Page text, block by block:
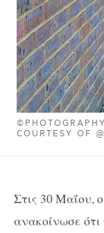
COURTESY OF
Στις 30 Μαΐου,
ανακοίνωσε